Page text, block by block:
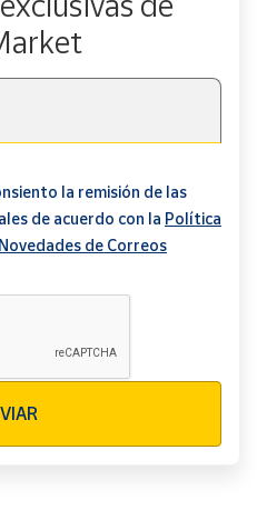
la remisión de las
de acuerdo con la Política
de Correos